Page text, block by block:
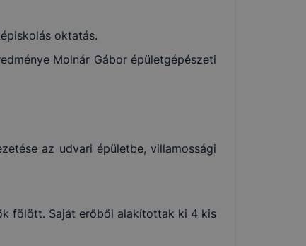
oktatás.
Molnár Gábor épületgépészeti
az udvari épületbe, villamossági
fölött. Saját erőből alakítottak ki 4 kis